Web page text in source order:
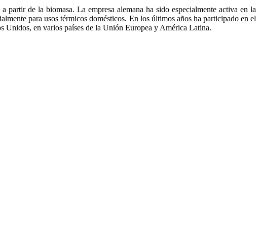
partir de la biomasa. La empresa alemana ha sido especialmente activa en la
para usos térmicos domésticos. En los últimos años ha participado en el
Unidos, en varios países de la Unión Europea y América Latina.